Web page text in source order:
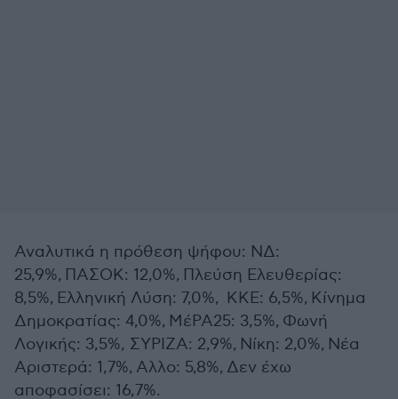
Αναλυτικά η πρόθεση ψήφου: ΝΔ:
25,9%, ΠΑΣΟΚ: 12,0%, Πλεύση Ελευθερίας:
8,5%, Ελληνική Λύση: 7,0%, ΚΚΕ: 6,5%, Κίνημα
Δημοκρατίας: 4,0%, ΜέΡΑ25: 3,5%, Φωνή
Λογικής: 3,5%, ΣΥΡΙΖΑ: 2,9%, Νίκη: 2,0%, Νέα
Αριστερά: 1,7%, Αλλο: 5,8%, Δεν έχω
αποφασίσει: 16,7%.